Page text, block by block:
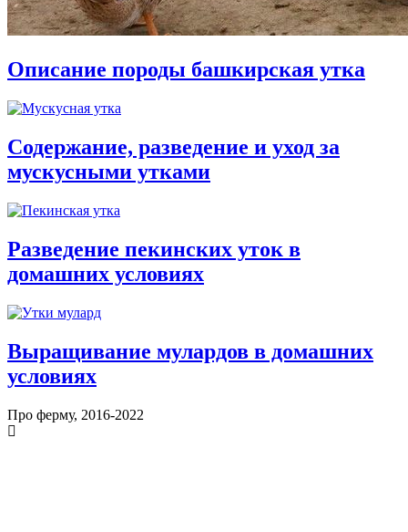
Описание породы башкирская утка
Содержание, разведение и уход за
мускусными утками
Разведение пекинских уток в
домашних условиях
Выращивание мулардов в домашних
условиях
Про ферму, 2016-2022